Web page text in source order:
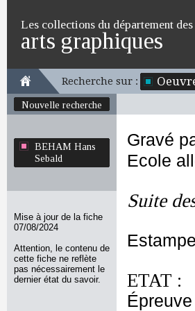
Les collections du département des
arts graphiques
Recherche sur :
Nouvelle recherche
BEHAM Hans
Sebald
Mise à jour de la fiche
07/08/2024
Attention, le contenu de
cette fiche ne reflète
pas nécessairement le
dernier état du savoir.
Gravé
Ecole
Suite
Estampe
ETAT :